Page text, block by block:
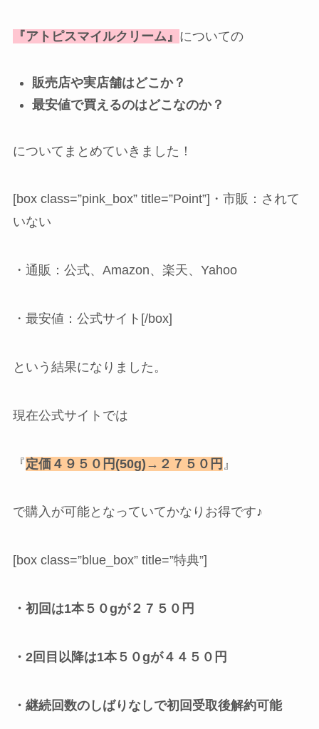
『アトピスマイルクリーム』 についての
販売店や実店舗はどこか？
最安値で買えるのはどこなのか？
についてまとめていきました！
[box class=”pink_box” title=”Point”]・市販：されて
いない
・通販：公式、Amazon、楽天、Yahoo
・最安値：公式サイト[/box]
という結果になりました。
現在公式サイトでは
『定価４９５０円(50g)→２７５０円 』
で購入が可能となっていてかなりお得です♪
[box class=”blue_box” title=”特典”]
・初回は1本５０gが２７５０円
・2回目以降は1本５０gが４４５０円
・継続回数のしばりなしで初回受取後解約可能